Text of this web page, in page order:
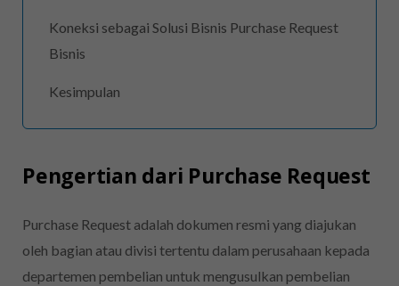
Koneksi sebagai Solusi Bisnis Purchase Request
Bisnis
Kesimpulan
Pengertian dari Purchase Request
Purchase Request adalah dokumen resmi yang diajukan
oleh bagian atau divisi tertentu dalam perusahaan kepada
departemen pembelian untuk mengusulkan pembelian